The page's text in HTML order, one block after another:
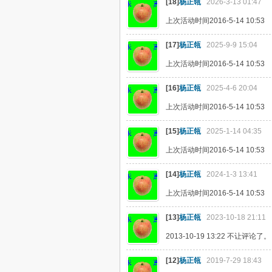
[18]杨正瓴 2026-3-13 01:47
上次活动时间2016-5-14 10:53
[17]杨正瓴 2025-9-9 15:04
上次活动时间2016-5-14 10:53
[16]杨正瓴 2025-4-6 20:04
上次活动时间2016-5-14 10:53
[15]杨正瓴 2025-1-14 04:35
上次活动时间2016-5-14 10:53
[14]杨正瓴 2024-1-3 13:41
上次活动时间2016-5-14 10:53
[13]杨正瓴 2023-10-18 21:11
2013-10-19 13:22 不让评论了。
[12]杨正瓴 2019-7-29 18:43